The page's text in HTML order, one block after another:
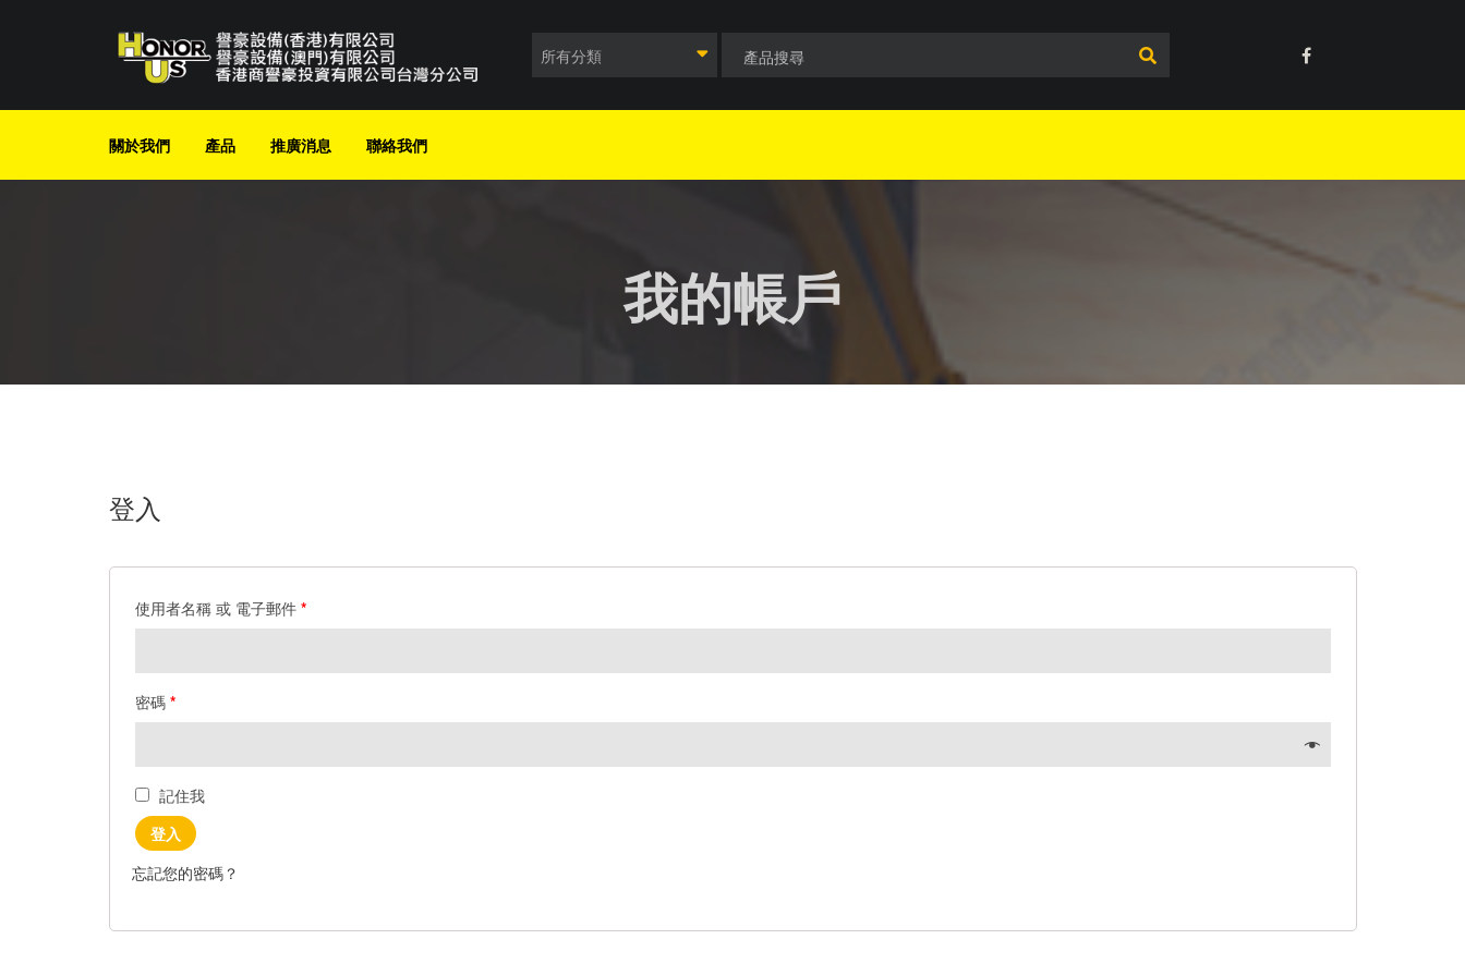
所有分類
關於我們 產品 推廣消息 聯絡我們
我的帳戶
登入
使用者名稱 或 電子郵件 *
密碼 *
記住我
登入
忘記您的密碼？